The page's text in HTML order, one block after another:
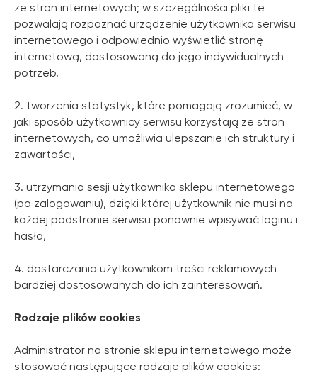
ze stron internetowych; w szczególności pliki te
pozwalają rozpoznać urządzenie użytkownika serwisu
internetowego i odpowiednio wyświetlić stronę
internetową, dostosowaną do jego indywidualnych
potrzeb,
2. tworzenia statystyk, które pomagają zrozumieć, w
jaki sposób użytkownicy serwisu korzystają ze stron
internetowych, co umożliwia ulepszanie ich struktury i
zawartości,
3. utrzymania sesji użytkownika sklepu internetowego
(po zalogowaniu), dzięki której użytkownik nie musi na
każdej podstronie serwisu ponownie wpisywać loginu i
hasła,
4. dostarczania użytkownikom treści reklamowych
bardziej dostosowanych do ich zainteresowań.
Rodzaje plików cookies
Administrator na stronie sklepu internetowego może
stosować następujące rodzaje plików cookies: